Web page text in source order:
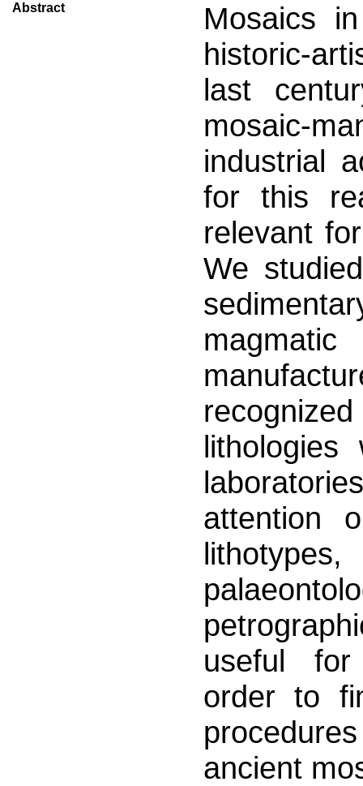
Abstract
Mosaics
historic-
last
mosaic-
industrial
for this
relevant
We
lithologies
attention
useful for
order to
ancient